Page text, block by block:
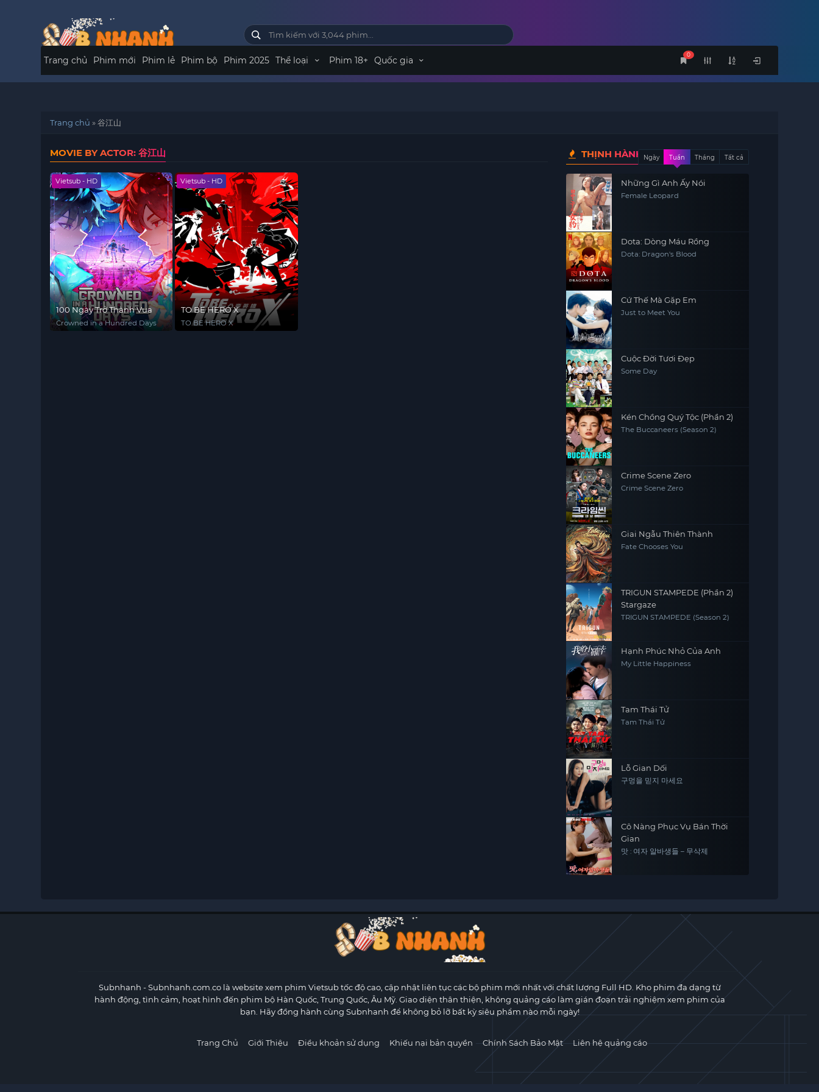
0
Trang chủ Phim mới Phim lẻ Phim bộ Phim 2025 Thể loại Phim 18+ Quốc gia
Trang chủ »谷江山
MOVIE BY ACTOR: 谷江山
Vietsub - HD
100 Ngày Trở Thành Vua
Crowned in a Hundred Days
Vietsub - HD
TO BE HERO X
TO BE HERO X
THỊNH HÀNHNgày Tuần Tháng Tất cả
Những Gì Anh Ấy Nói
Female Leopard
Dota: Dòng Máu Rồng
Dota: Dragon's Blood
Cứ Thế Mà Gặp Em
Just to Meet You
Cuộc Đời Tươi Đẹp
Some Day
Kén Chồng Quý Tộc (Phần 2)
The Buccaneers (Season 2)
Crime Scene Zero
Crime Scene Zero
Giai Ngẫu Thiên Thành
Fate Chooses You
TRIGUN STAMPEDE (Phần 2)
Stargaze
TRIGUN STAMPEDE (Season 2)
Hạnh Phúc Nhỏ Của Anh
My Little Happiness
Tam Thái Tử
Tam Thái Tử
Lỗ Gian Dối
구멍을 믿지 마세요
Cô Nàng Phục Vụ Bán Thời
Gian
맛 : 여자 알바생들 – 무삭제
Subnhanh - Subnhanh.com.co là website xem phim Vietsub tốc độ cao, cập nhật liên tục các bộ phim mới nhất với chất lượng Full HD. Kho phim đa dạng từ
hành động, tình cảm, hoạt hình đến phim bộ Hàn Quốc, Trung Quốc, Âu Mỹ. Giao diện thân thiện, không quảng cáo làm gián đoạn trải nghiệm xem phim của
bạn. Hãy đồng hành cùng Subnhanh để không bỏ lỡ bất kỳ siêu phẩm nào mỗi ngày!
Trang Chủ Giới Thiệu Điều khoản sử dụng Khiếu nại bản quyền Chính Sách Bảo Mật Liên hệ quảng cáo